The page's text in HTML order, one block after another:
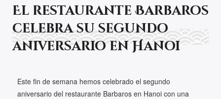
El restaurante Barbaros
celebra su segundo
aniversario en Hanoi
Este fin de semana hemos celebrado el segundo
aniversario del restaurante Barbaros en Hanoi con una